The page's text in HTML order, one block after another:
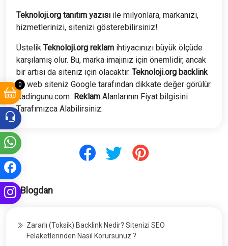
0
Teknoloji.org tanıtım yazısı ile milyonlara, markanızı,
hizmetlerinizi, sitenizi gösterebilirsiniz!
Üstelik Teknoloji.org reklam ihtiyacınızı büyük ölçüde
karşılamış olur. Bu, marka imajınız için önemlidir, ancak
bir artısı da siteniz için olacaktır. Teknoloji.org backlink
ile web siteniz Google tarafından dikkate değer görülür.
Kadingunu.com Reklam Alanlarının Fiyat bilgisini
Tarafımızca Alabilirsiniz.
Blogdan
Zararlı (Toksik) Backlink Nedir? Sitenizi SEO
Felaketlerinden Nasıl Korursunuz ?